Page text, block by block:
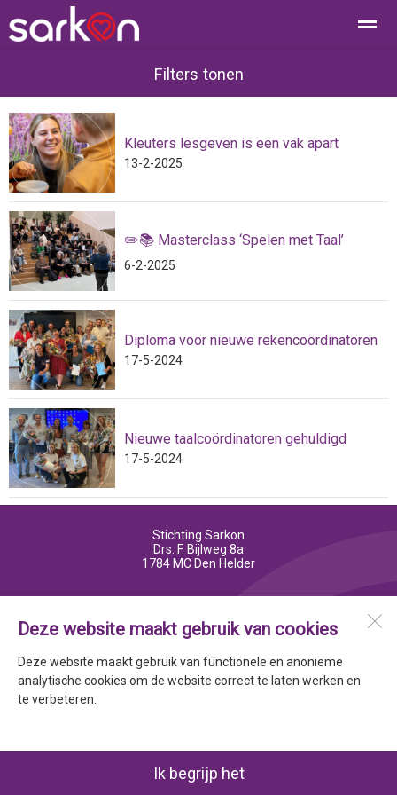
Home Bellen Contact E-mail
Deze website maakt gebruik van cookies
Deze website maakt gebruik van functionele en anonieme
analytische cookies om de website correct te laten werken en
te verbeteren.
Ik begrijp het
Filters tonen
Kleuters lesgeven is een vak apart
13-2-2025
✏️📚 Masterclass ‘Spelen met Taal’
6-2-2025
Diploma voor nieuwe rekencoördinatoren
17-5-2024
Nieuwe taalcoördinatoren gehuldigd
17-5-2024
Stichting Sarkon
Drs. F. Bijlweg 8a
1784 MC Den Helder
Open desktopversie
Ziber DS4